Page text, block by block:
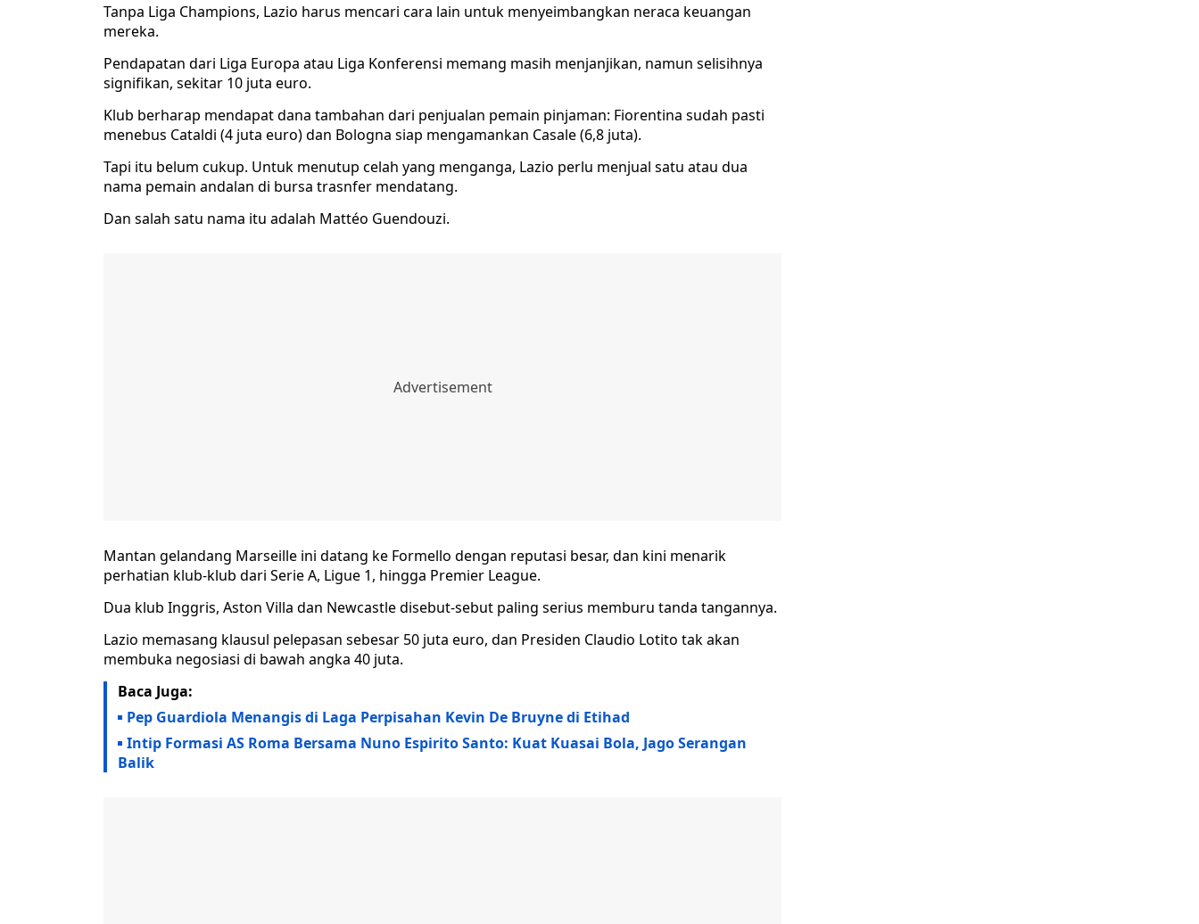
Tanpa Liga Champions, Lazio harus mencari cara lain untuk menyeimbangkan neraca keuangan
mereka.
Pendapatan dari Liga Europa atau Liga Konferensi memang masih menjanjikan, namun selisihnya
signifikan, sekitar 10 juta euro.
Klub berharap mendapat dana tambahan dari penjualan pemain pinjaman: Fiorentina sudah pasti
menebus Cataldi (4 juta euro) dan Bologna siap mengamankan Casale (6,8 juta).
Tapi itu belum cukup. Untuk menutup celah yang menganga, Lazio perlu menjual satu atau dua
nama pemain andalan di bursa trasnfer mendatang.
Dan salah satu nama itu adalah Mattéo Guendouzi.
Mantan gelandang Marseille ini datang ke Formello dengan reputasi besar, dan kini menarik
perhatian klub-klub dari Serie A, Ligue 1, hingga Premier League.
Dua klub Inggris, Aston Villa dan Newcastle disebut-sebut paling serius memburu tanda tangannya.
Lazio memasang klausul pelepasan sebesar 50 juta euro, dan Presiden Claudio Lotito tak akan
membuka negosiasi di bawah angka 40 juta.
Baca Juga:
Pep Guardiola Menangis di Laga Perpisahan Kevin De Bruyne di Etihad
Intip Formasi AS Roma Bersama Nuno Espirito Santo: Kuat Kuasai Bola, Jago Serangan
Balik